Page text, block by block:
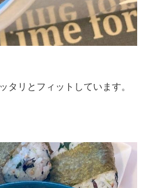
タリとフィットしています。